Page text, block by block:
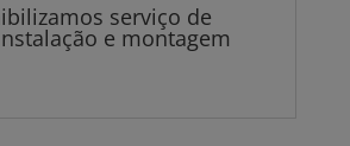
serviço de
e montagem